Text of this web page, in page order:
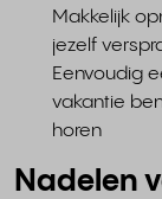
Makkelijk
jezelf
Eenvoudig
vakantie
horen
Nadelen